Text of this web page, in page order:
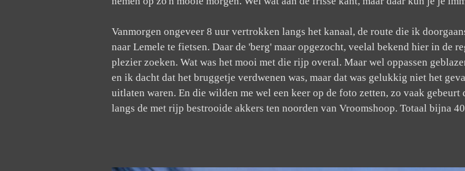
Vanmorgen ongeveer 8 uur vertrokken langs het kanaal, de route die ik
naar Lemele te fietsen. Daar de 'berg' maar opgezocht, veelal bekend hier in de
plezier zoeken. Wat was het mooi met die rijp overal. Maar wel oppassen
en ik dacht dat het bruggetje verdwenen was, maar dat was gelukkig niet het
uitlaten waren. En die wilden me wel een keer op de foto zetten, zo vaak
langs de met rijp bestrooide akkers ten noorden van Vroomshoop. Totaal bijna